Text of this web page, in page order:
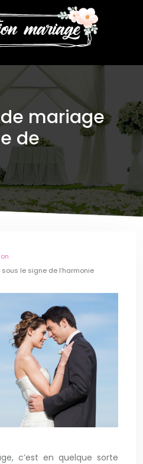
mariage
de
le signe de l’harmonie
c’est en quelque sorte